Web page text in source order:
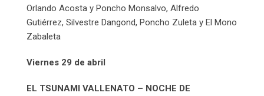
Orlando Acosta y Poncho Monsalvo, Alfredo
Gutiérrez, Silvestre Dangond, Poncho Zuleta y El Mono
Zabaleta
Viernes 29 de abril
EL TSUNAMI VALLENATO – NOCHE DE